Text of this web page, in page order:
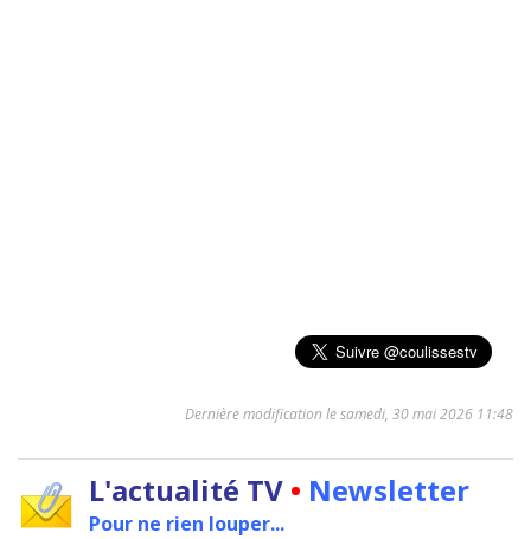
Dernière modification le samedi, 30 mai 2026 11:48
L'actualité TV • Newsletter
Pour ne rien louper...